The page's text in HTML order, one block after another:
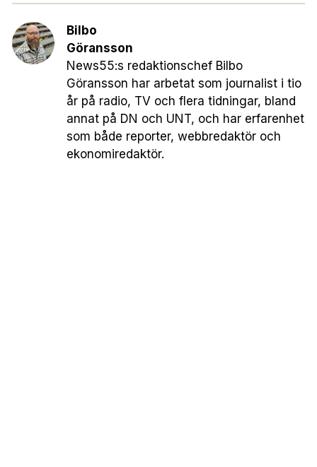
Bilbo
Göransson
News55:s redaktionschef Bilbo
Göransson har arbetat som journalist i tio
år på radio, TV och flera tidningar, bland
annat på DN och UNT, och har erfarenhet
som både reporter, webbredaktör och
ekonomiredaktör.